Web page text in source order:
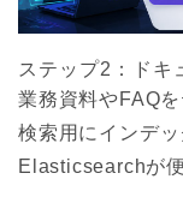
ステップ2：ドキ
業務資料やFAQ
検索用にインデ
Elasticsearchが便